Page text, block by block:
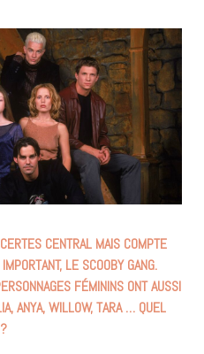
CENTRAL MAIS COMPTE
LE SCOOBY GANG.
FÉMININS ONT AUSSI
ANYA, WILLOW, TARA … QUEL